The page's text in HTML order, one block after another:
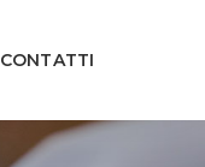
CONTATTI